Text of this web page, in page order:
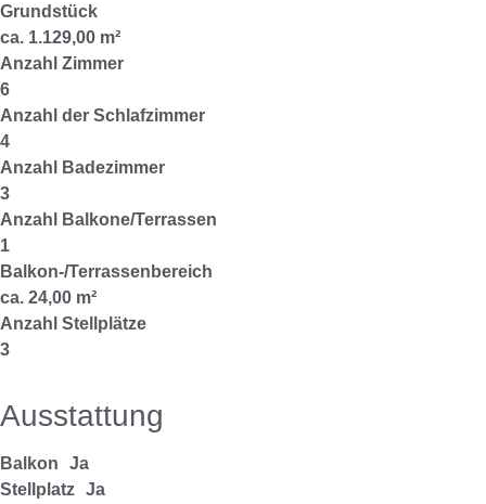
Grundstück
ca. 1.129,00 m²
Anzahl Zimmer
6
Anzahl der Schlafzimmer
4
Anzahl Badezimmer
3
Anzahl Balkone/Terrassen
1
Balkon-/Terrassenbereich
ca. 24,00 m²
Anzahl Stellplätze
3
Ausstattung
Balkon
Ja
Stellplatz Ja